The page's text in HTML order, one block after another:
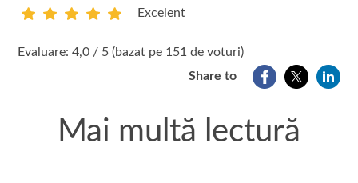
Excelent
Evaluare: 4,0 / 5 (bazat pe 151 de voturi)
Share to
Mai multă lectură